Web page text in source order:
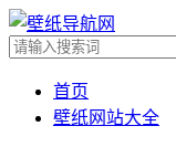
首页
壁纸网站大全